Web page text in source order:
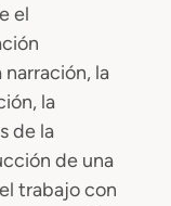
el
narración, la
la
de la
de una
trabajo con